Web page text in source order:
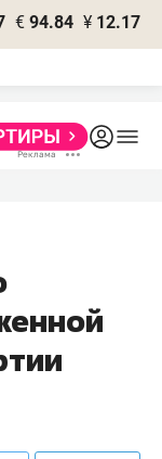
€ 94.84 ¥ 12.17